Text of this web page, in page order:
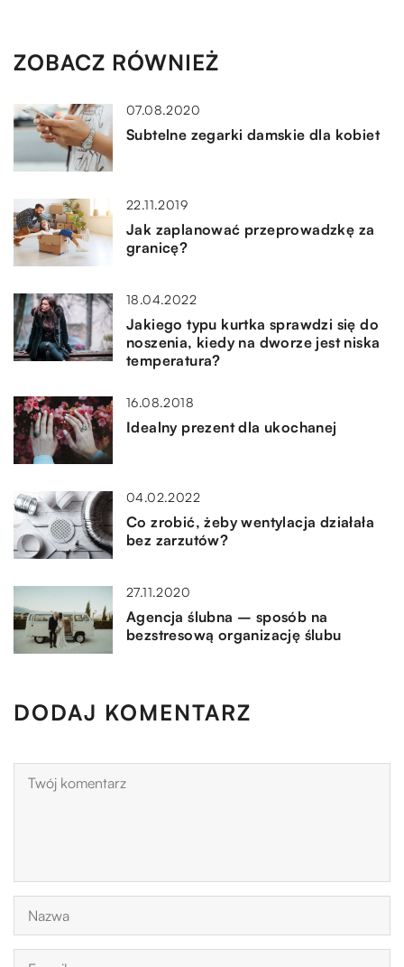
ZOBACZ RÓWNIEŻ
07.08.2020
Subtelne zegarki damskie dla kobiet
22.11.2019
Jak zaplanować przeprowadzkę za
granicę?
18.04.2022
Jakiego typu kurtka sprawdzi się do
noszenia, kiedy na dworze jest niska
temperatura?
16.08.2018
Idealny prezent dla ukochanej
04.02.2022
Co zrobić, żeby wentylacja działała
bez zarzutów?
27.11.2020
Agencja ślubna – sposób na
bezstresową organizację ślubu
DODAJ KOMENTARZ